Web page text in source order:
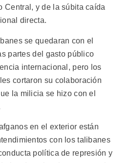
Central, y de la súbita caída
directa.
se quedaran con el
partes del gasto público
internacional, pero los
cortaron su colaboración
la milicia se hizo con el
en el exterior están
con los talibanes
política de represión y